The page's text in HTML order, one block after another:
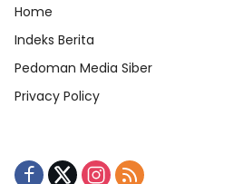
Home
Indeks Berita
Pedoman Media Siber
Privacy Policy